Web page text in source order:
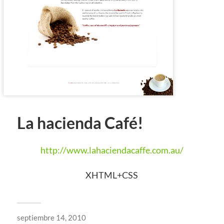
La hacienda Café!
http://www.lahaciendacaffe.com.au/
XHTML+CSS
septiembre 14, 2010